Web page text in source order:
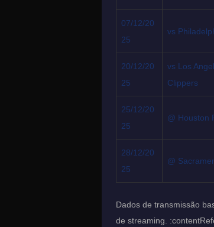
07/12/20
25
vs
20/12/20
25
vs Los
Clippers
25/12/20
25
@ Houston
28/12/20
25
@
Dados de transmissão
de streaming.